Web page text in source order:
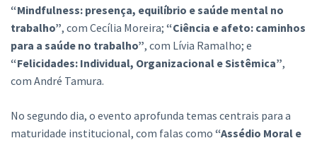
“Mindfulness: presença, equilíbrio e saúde mental no
trabalho”, com Cecília Moreira; “Ciência e afeto: caminhos
para a saúde no trabalho”, com Lívia Ramalho; e
“Felicidades: Individual, Organizacional e Sistêmica”,
com André Tamura.
No segundo dia, o evento aprofunda temas centrais para a
maturidade institucional, com falas como “Assédio Moral e